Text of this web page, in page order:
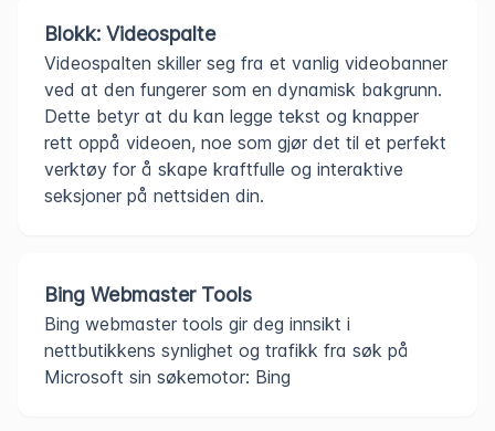
Blokk: Videospalte
Videospalten skiller seg fra et vanlig videobanner
ved at den fungerer som en dynamisk bakgrunn.
Dette betyr at du kan legge tekst og knapper
rett oppå videoen, noe som gjør det til et perfekt
verktøy for å skape kraftfulle og interaktive
seksjoner på nettsiden din.
Bing Webmaster Tools
Bing webmaster tools gir deg innsikt i
nettbutikkens synlighet og trafikk fra søk på
Microsoft sin søkemotor: Bing